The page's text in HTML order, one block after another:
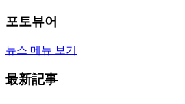
포토뷰어
뉴스 메뉴 보기
最新記事